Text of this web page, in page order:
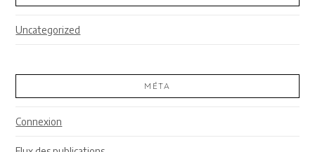
Uncategorized
MÉTA
Connexion